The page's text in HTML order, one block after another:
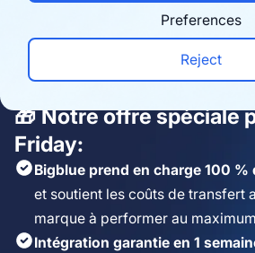
Preferences
Reject
et e-
pour le
🎁Notre offre spéciale
Friday:
Bigblue prend en charge 100 %
et soutient les coûts de transfert
marque à performer au
Intégration garantie en 1